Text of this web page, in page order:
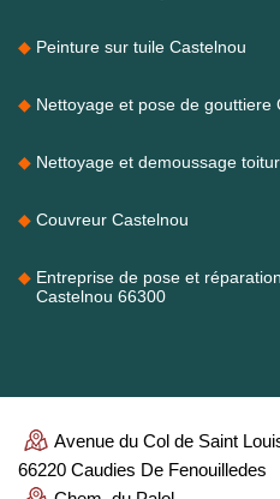
Peinture sur tuile Castelnou
Nettoyage et pose de gouttiere
Nettoyage et demoussage
Couvreur Castelnou
Entreprise de pose et
Castelnou 66300
Avenue du Col de Saint
66220 Caudies De Fenouilledes